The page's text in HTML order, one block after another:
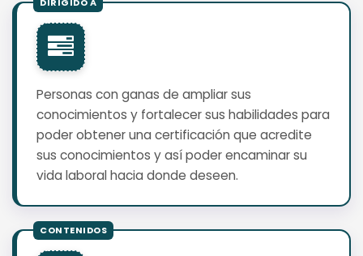
Personas con ganas de ampliar sus
conocimientos y fortalecer sus habilidades para
poder obtener una certificación que acredite
sus conocimientos y así poder encaminar su
vida laboral hacia donde deseen.